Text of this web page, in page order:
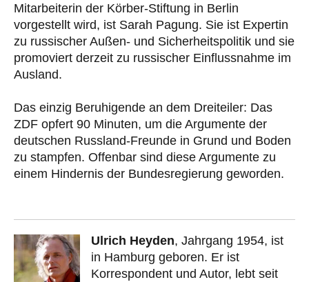
Mitarbeiterin der Körber-Stiftung in Berlin
vorgestellt wird, ist Sarah Pagung. Sie ist Expertin
zu russischer Außen- und Sicherheitspolitik und sie
promoviert derzeit zu russischer Einflussnahme im
Ausland.
Das einzig Beruhigende an dem Dreiteiler: Das
ZDF opfert 90 Minuten, um die Argumente der
deutschen Russland-Freunde in Grund und Boden
zu stampfen. Offenbar sind diese Argumente zu
einem Hindernis der Bundesregierung geworden.
Ulrich Heyden, Jahrgang 1954, ist
in Hamburg geboren. Er ist
Korrespondent und Autor, lebt seit